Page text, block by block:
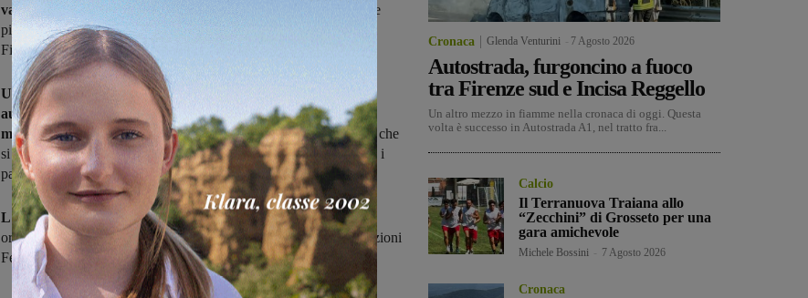
valdarnese:è il Red Passion day, che ha attraversato le strade e le
piazze partendo da Montevarchi, arrivando fino a Lucolena, e poi
Figline, Castelfranco per poi rientrare a Montevarchi.
Un raduno che ha portato in Valdarno oltre una trentina di
automobilisti con le loro Ferrari, e quasi un centinaio di
motociclisti su Ducati,provenienti da tutta la Toscana. L'evento, che
si è aperto in mattinata in piazza Varchi a Montevarchi, ha portato i
partecipanti anche in piazza Vittorio Emanuele a Castelfranco.
L'iniziativa, patrocinata dal comune di Montevarchi, è stata
organizzats in collaborazione con alcuni cittadini e le due associazioni
Ferraristi Toscani e Desmo Florence.
Cronaca Glenda Venturini 7 Agosto 2026
Autostrada, furgoncino a fuoco
tra Firenze sud e Incisa Reggello
Un altro mezzo in fiamme nella cronaca di oggi. Questa
volta è successo in Autostrada A1, nel tratto fra...
Calcio
Il Terranuova Traiana allo
“Zecchini” di Grosseto per una
gara amichevole
Michele Bossini 7 Agosto 2026
Cronaca